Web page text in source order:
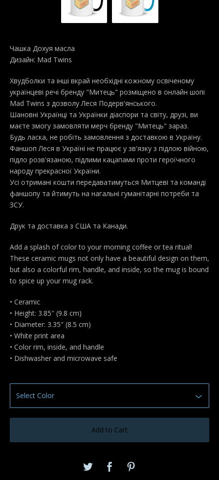
Чашка Дохуя масла
Дизайн: Mad Twins
Хвудболки та інші вкрай необхідні кожному освіченому
українцеві речі бренду "Митець" розміщено в онлайн шопі
Mad Twins з дозволу Леся Подерв'янського.
Шановні Українці та Українки діаспори та світу, друзі, ви
маєте змогу замовляти мерч бренду "Митець" зараз.
Будь ласка, не робіть замовлення з доставкою в Україну.
Фаншоп Леся в Україні не працює у зв'язку з підлою війною,
підло розв'язаною, підлими кацапами проти героїчного
народу прекрасної України.
Усі отримані кошти передаватимуться Митцеві та команді
фаншопу та йтимуть на нагальні гуманітарні потреби та
ЗСУ.
Друк та доставка з США та Канади.
Add a splash of color to your morning coffee or tea ritual!
These ceramic mugs not only have a beautiful design on them,
but also a colorful rim, handle, and inside, so the mug is bound
to spice up your mug rack.
• Ceramic
• Height: 3.85″ (9.8 cm)
• Diameter: 3.35″ (8.5 cm)
• White print area
• Color rim, inside, and handle
• Dishwasher and microwave safe
Add to Cart